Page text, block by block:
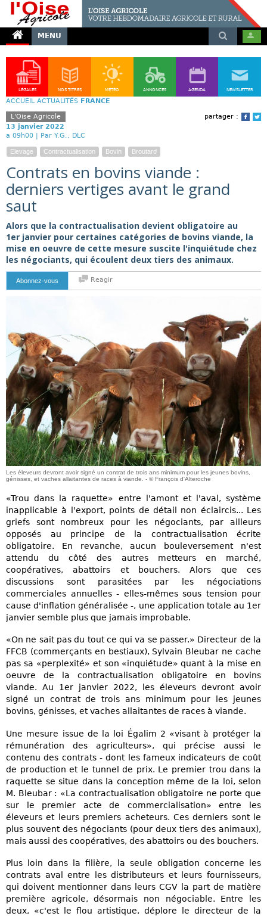
MENU
LÉGALES NOS TITRES MÉTÉO ANNONCES AGENDA NEWSLETTER
ACCUEIL ACTUALITÉS FRANCE
partager :
L'Oise Agricole
13 janvier 2022
a 09h00 | Par Y.G., DLC
Elevage Contractualisation Bovin Broutard
Contrats en bovins viande :
derniers vertiges avant le grand
saut
Alors que la contractualisation devient obligatoire au
1er janvier pour certaines catégories de bovins viande, la
mise en oeuvre de cette mesure suscite l'inquiétude chez
les négociants, qui écoulent deux tiers des animaux.
Abonnez-vous Reagir
Les éleveurs devront avoir signé un contrat de trois ans minimum pour les jeunes bovins,
génisses, et vaches allaitantes de races à viande. - © François d'Alteroche
«Trou dans la raquette» entre l'amont et l'aval, système
inapplicable à l'export, points de détail non éclaircis... Les
griefs sont nombreux pour les négociants, par ailleurs
opposés au principe de la contractualisation écrite
obligatoire. En revanche, aucun bouleversement n'est
attendu du côté des autres metteurs en marché,
coopératives, abattoirs et bouchers. Alors que ces
discussions sont parasitées par les négociations
commerciales annuelles - elles-mêmes sous tension pour
cause d'inflation généralisée -, une application totale au 1er
janvier semble plus que jamais improbable.
«On ne sait pas du tout ce qui va se passer.» Directeur de la
FFCB (commerçants en bestiaux), Sylvain Bleubar ne cache
pas sa «perplexité» et son «inquiétude» quant à la mise en
oeuvre de la contractualisation obligatoire en bovins
viande. Au 1er janvier 2022, les éleveurs devront avoir
signé un contrat de trois ans minimum pour les jeunes
bovins, génisses, et vaches allaitantes de races à viande.
Une mesure issue de la loi Égalim 2 «visant à protéger la
rémunération des agriculteurs», qui précise aussi le
contenu des contrats - dont les fameux indicateurs de coût
de production et le tunnel de prix. Le premier trou dans la
raquette se situe dans la conception même de la loi, selon
M. Bleubar : «La contractualisation obligatoire ne porte que
sur le premier acte de commercialisation» entre les
éleveurs et leurs premiers acheteurs. Ces derniers sont le
plus souvent des négociants (pour deux tiers des animaux),
mais aussi des coopératives, des abattoirs ou des bouchers.
Plus loin dans la filière, la seule obligation concerne les
contrats aval entre les distributeurs et leurs fournisseurs,
qui doivent mentionner dans leurs CGV la part de matière
première agricole, désormais non négociable. Entre les
deux, «c'est le flou artistique, déplore le directeur de la